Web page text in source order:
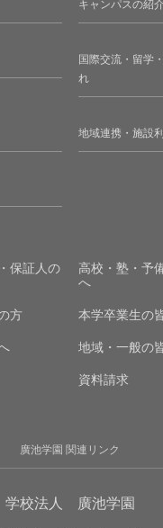
キャンパスの紹介
国際交流・留学
れ
地域連携・施設
保証人の
高校・塾・予
へ
方 本学卒業生の
地域・一般の
資料請求
廣池学園 関連リンク
学校法人 廣池学園